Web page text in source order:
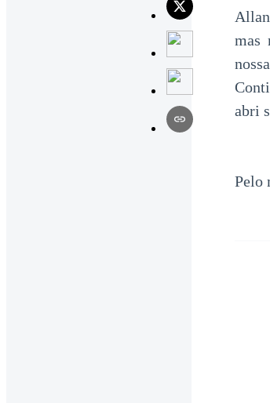
mas
abri
Pelo